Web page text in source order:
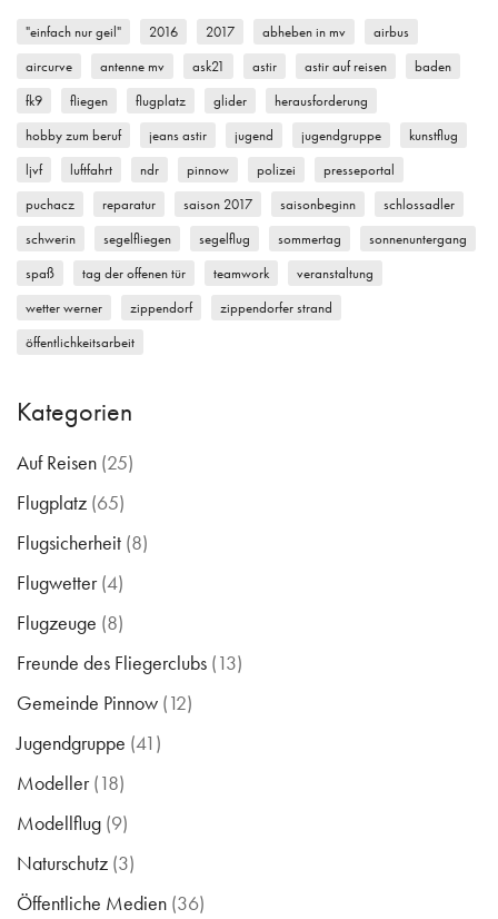
"einfach nur geil" 2016 2017 abheben in mv
airbus
aircurve
antenne mv ask21 astir astir auf reisen
baden
fk9
fliegen flugplatz glider
herausforderung
hobby zum beruf
jeans astir jugend jugendgruppe
kunstflug
ljvf
luftfahrt ndr pinnow polizei
presseportal
puchacz
reparatur saison 2017 saisonbeginn
schlossadler
schwerin
segelfliegen segelflug sommertag
sonnenuntergang
spaß
tag der offenen tür teamwork
veranstaltung
wetter werner
zippendorf
zippendorfer strand
öffentlichkeitsarbeit
Kategorien
Auf Reisen (25)
Flugplatz (65)
Flugsicherheit (8)
Flugwetter(4)
Flugzeuge (8)
Freunde des Fliegerclubs (13)
Gemeinde Pinnow (12)
Jugendgruppe (41)
Modeller(18)
Modellflug (9)
Naturschutz (3)
Öffentliche Medien (36)